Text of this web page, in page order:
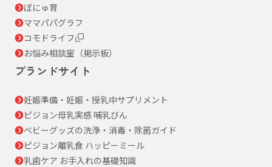
ぼにゅ育
ママパパグラフ
コモドライフ
お悩み相談室（掲示板）
ブランドサイト
妊娠準備・妊娠・授乳中サプリメント
ピジョン母乳実感 哺乳びん
ベビーグッズの洗浄・消毒・除菌ガイド
ピジョン離乳食 ハッピーミール
乳歯ケア お手入れの基礎知識